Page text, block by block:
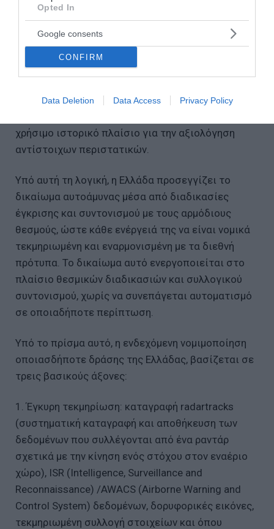
Opted In
Google consents
CONFIRM
Data Deletion Data Access Privacy Policy
Αεροπορίας, όπου στις 24 Νοεμβρίου 2015
κατέρριψε ένα ρωσικό βομβαρδιστικό τύπου
Sukhoi Su-24M που επιχειρούσε κατά Σύριων
αιτιολογία της προσωρινής παραβίασης του
χρήσιμο ιστορικό πλαίσιο για την αξιολόγηση
αντίστοιχων περιστατικών.
Υπό αυτή τη λογική, η Ελλάδα προσεγγίζει το
δικαίωμα αυτοάμυνας μέσα από διαδικασίες
έγκρισης και συντονισμού με τους αρμόδιους
θεσμούς, ώστε κάθε ενέργειά της να είναι νομικά
τεκμηριωμένη και εναρμονισμένη με τα διεθνή
πρότυπα. Το δικαίωμα αυτό ενεργοποιείται στο
πλαίσιο θεσμικών διαδικασιών και συλλογικού
συντονισμού, χωρίς να συνεπάγεται αυτοματισμό
σε οποιαδήποτε περίπτωση.
Υπό το πρίσμα αυτό, η ενδεχόμενη νομιμοποίηση
οποιασδήποτε δράσης της Ελλάδας, βασίζεται σε
τρεις βασικούς άξονες:
1. Έγκυρη τεκμηρίωση: καταγραφή radartracks
(συστηματική καταγραφή και αποθήκευση των
δεδομένων που συλλέγονται από ένα ραντάρ
σχετικά με την κίνηση ενός στόχου στον εναέριο
χώρο), ISR (Intelligence, Surveillance and
Reconnaissance) /AWACS (Airborne Warning and
Control System) δεδομένων, δορυφορικές εικόνες,
τεκμηριωμένη συλλογή στοιχείων και όπου